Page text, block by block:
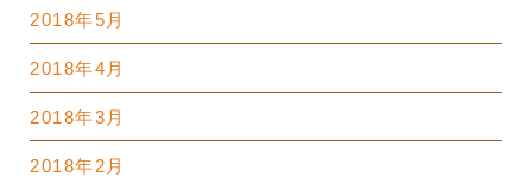
2018年5月
2018年4月
2018年3月
2018年2月